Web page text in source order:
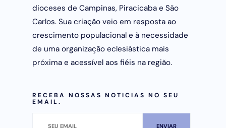
dioceses de Campinas, Piracicaba e São
Carlos. Sua criação veio em resposta ao
crescimento populacional e à necessidade
de uma organização eclesiástica mais
próxima e acessível aos fiéis na região.
RECEBA NOSSAS NOTICIAS NO SEU
EMAIL.